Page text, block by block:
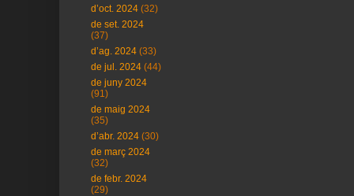
d’oct. 2024 (32)
de set. 2024
(37)
d’ag. 2024 (33)
de jul. 2024 (44)
de juny 2024
(91)
de maig 2024
(35)
d’abr. 2024 (30)
de març 2024
(32)
de febr. 2024
(29)